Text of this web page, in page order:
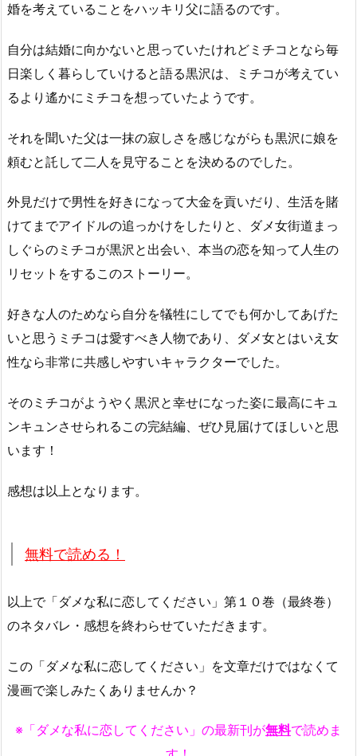
婚を考えていることをハッキリ父に語るのです。
自分は結婚に向かないと思っていたけれどミチコとなら毎
日楽しく暮らしていけると語る黒沢は、ミチコが考えてい
るより遙かにミチコを想っていたようです。
それを聞いた父は一抹の寂しさを感じながらも黒沢に娘を
頼むと託して二人を見守ることを決めるのでした。
外見だけで男性を好きになって大金を貢いだり、生活を賭
けてまでアイドルの追っかけをしたりと、ダメ女街道まっ
しぐらのミチコが黒沢と出会い、本当の恋を知って人生の
リセットをするこのストーリー。
好きな人のためなら自分を犠牲にしてでも何かしてあげた
いと思うミチコは愛すべき人物であり、ダメ女とはいえ女
性なら非常に共感しやすいキャラクターでした。
そのミチコがようやく黒沢と幸せになった姿に最高にキュ
ンキュンさせられるこの完結編、ぜひ見届けてほしいと思
います！
感想は以上となります。
無料で読める！
以上で「ダメな私に恋してください」第１０巻（最終巻）
のネタバレ・感想を終わらせていただきます。
この「ダメな私に恋してください」を文章だけではなくて
漫画で楽しみたくありませんか？
※「ダメな私に恋してください」の最新刊が無料で読めま